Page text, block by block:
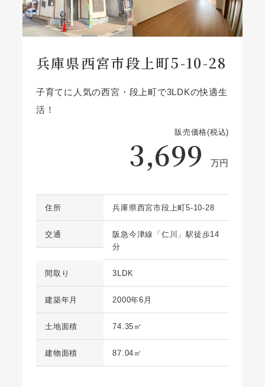
兵庫県西宮市段上町5-10-28
子育てに人気の西宮・段上町で3LDKの快適生
活！
販売価格(税込)
3,699 万円
住所 兵庫県西宮市段上町5-10-28
交通
阪急今津線「仁川」駅徒歩14
分
間取り 3LDK
建築年月 2000年6月
土地面積 74.35㎡
建物面積 87.04㎡